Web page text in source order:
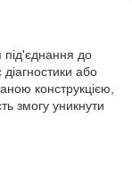
під'єднання до
або
конструкцією,
змогу уникнути